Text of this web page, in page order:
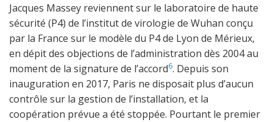
Jacques Massey reviennent sur le laboratoire de haute
sécurité (P4) de l’institut de virologie de Wuhan conçu
par la France sur le modèle du P4 de Lyon de Mérieux,
en dépit des objections de l’administration dès 2004 au
moment de la signature de l’accord6. Depuis son
inauguration en 2017, Paris ne disposait plus d’aucun
contrôle sur la gestion de l’installation, et la
coopération prévue a été stoppée. Pourtant le premier